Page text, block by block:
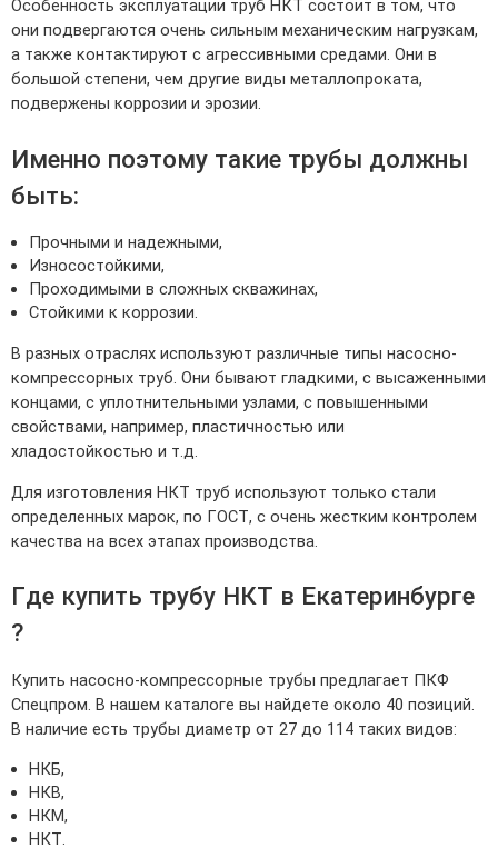
Особенность эксплуатации труб НКТ состоит в том, что
они подвергаются очень сильным механическим нагрузкам,
а также контактируют с агрессивными средами. Они в
большой степени, чем другие виды металлопроката,
подвержены коррозии и эрозии.
Именно поэтому такие трубы должны
быть:
Прочными и надежными,
Износостойкими,
Проходимыми в сложных скважинах,
Стойкими к коррозии.
В разных отраслях используют различные типы насосно-
компрессорных труб. Они бывают гладкими, с высаженными
концами, с уплотнительными узлами, с повышенными
свойствами, например, пластичностью или
хладостойкостью и т.д.
Для изготовления НКТ труб используют только стали
определенных марок, по ГОСТ, с очень жестким контролем
качества на всех этапах производства.
Где купить трубу НКТ в Екатеринбурге
?
Купить насосно-компрессорные трубы предлагает ПКФ
Спецпром. В нашем каталоге вы найдете около 40 позиций.
В наличие есть трубы диаметр от 27 до 114 таких видов:
НКБ,
НКВ,
НКМ,
НКТ.